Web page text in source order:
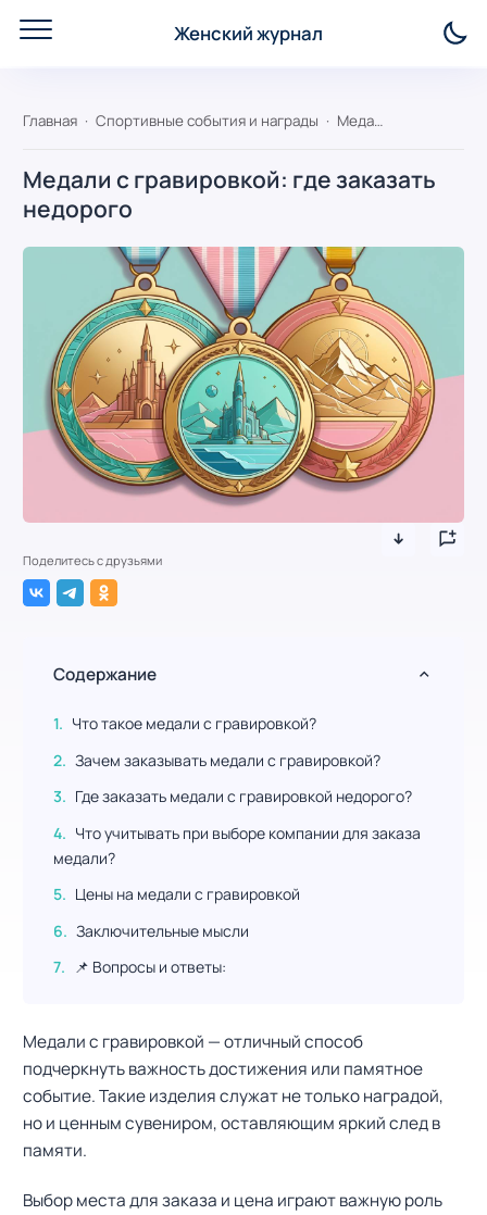
Женский журнал
Главная Спортивные события и награды Медали с гравировкой: где заказать недорого
Медали с гравировкой: где заказать
недорого
Поделитесь с друзьями
Медали с гравировкой — отличный способ
подчеркнуть важность достижения или памятное
событие. Такие изделия служат не только наградой,
но и ценным сувениром, оставляющим яркий след в
памяти.
Выбор места для заказа и цена играют важную роль
Содержание
Что такое медали с гравировкой?
Зачем заказывать медали с гравировкой?
Где заказать медали с гравировкой недорого?
Что учитывать при выборе компании для заказа
медали?
Цены на медали с гравировкой
Заключительные мысли
📌 Вопросы и ответы: